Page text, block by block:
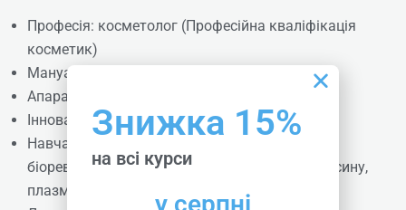
Професія: косметолог (Професійна кваліфікація
косметик)
Мануальна косметологія обличчя та тіла
Апаратна косметологія обличчя та тіла
Інноваційні методи косметології
Навчання з ін’єкційних методик: мезотерапія,
біоревіталізація, ліполітики, ін’єкції нейротоксину,
плазмоліфтинг, контурна пластика
Знижка 15%
на всі курси